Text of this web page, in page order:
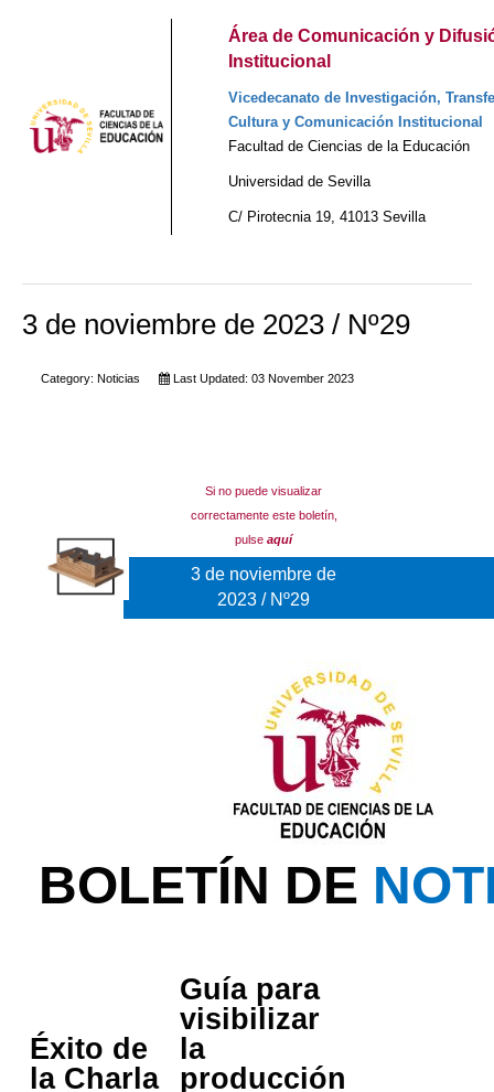
Área de Comunicación y
Institucional
Vicedecanato de Investigación,
Cultura y Comunicación Institucional
Facultad de Ciencias de la Educación
Universidad de Sevilla
C/ Pirotecnia 19, 41013 Sevilla
3 de noviembre de 2023 / Nº29
Category: Noticias Last Updated: 03 November 2023
Si no puede visualizar
correctamente este boletín,
pulse aquí
3 de noviembre de
2023 / Nº29
BOLETÍN DE
Éxito de
la Charla
Guía para
visibilizar
la
producción